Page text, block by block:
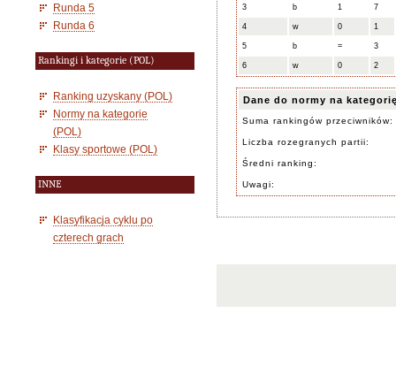
Runda 5
Runda 6
Rankingi i kategorie (POL)
Ranking uzyskany (POL)
Normy na kategorie
(POL)
Klasy sportowe (POL)
INNE
Klasyfikacja cyklu po
czterech grach
3 b 1 7
4 w 0 1
5 b = 3
6 w 0 2
Dane do normy na
Suma rankingów przeciwników:
Liczba rozegranych partii:
Średni ranking:
Uwagi: